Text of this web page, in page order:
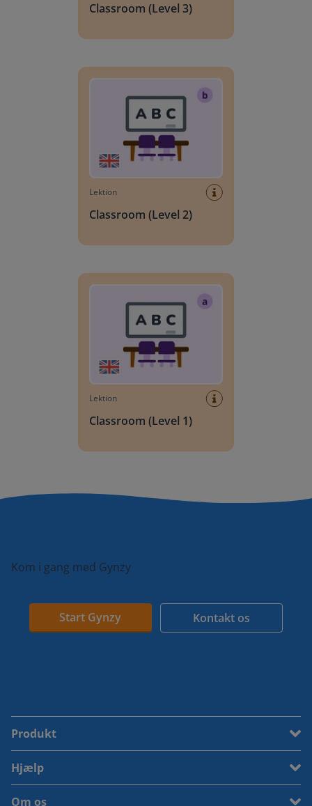
Classroom (Level 3)
Lektion
Classroom (Level 2)
Lektion
Classroom (Level 1)
Kom i gang med Gynzy
Start Gynzy Kontakt os
Produkt
Hjælp
Om os